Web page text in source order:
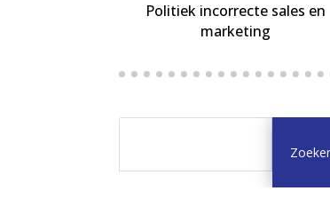
Politiek incorrecte sales en
marketing